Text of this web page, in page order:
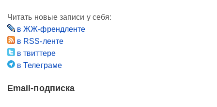
Читать новые записи у себя:
в ЖЖ-френдленте
в RSS-ленте
в твиттере
в Телеграме
Email-подписка